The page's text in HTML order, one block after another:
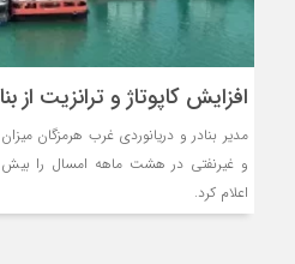
افزایش کاپوتاژ و ترانزیت از
مدیر بنادر و دریانوردی غرب هرمزگان
اعلام کرد.